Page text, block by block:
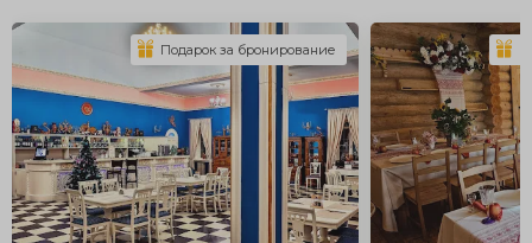
Подарок за бронирование